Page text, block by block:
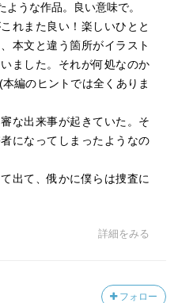
うな作品。良い意味で。
れまた良い！楽しいひとと
本文と違う箇所がイラスト
ました。それが何処なのか
編のヒントでは全くありま
な出来事が起きていた。そ
になってしまったようなの
出て、俄かに僕らは捜査に
詳細をみる
フォロー